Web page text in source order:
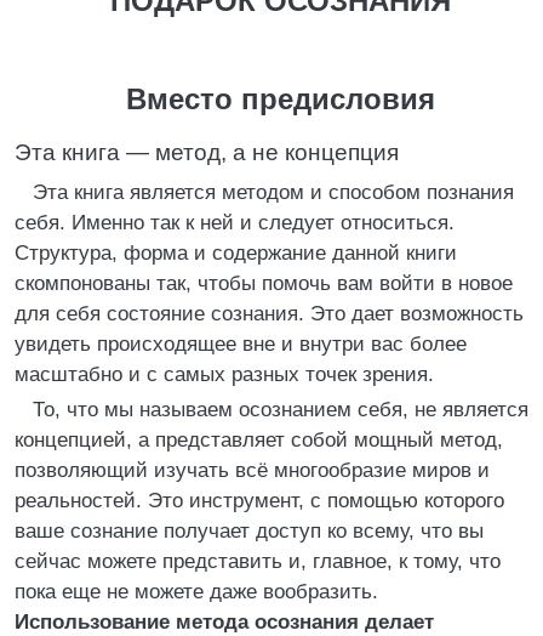
Вместо предисловия
Эта книга — метод, а не концепция
Эта книга является методом и способом познания
себя. Именно так к ней и следует относиться.
Структура, форма и содержание данной книги
скомпонованы так, чтобы помочь вам войти в новое
для себя состояние сознания. Это дает возможность
увидеть происходящее вне и внутри вас более
масштабно и с самых разных точек зрения.
То, что мы называем осознанием себя, не является
концепцией, а представляет собой мощный метод,
позволяющий изучать всё многообразие миров и
реальностей. Это инструмент, с помощью которого
ваше сознание получает доступ ко всему, что вы
сейчас можете представить и, главное, к тому, что
пока еще не можете даже вообразить.
Использование метода осознания делает